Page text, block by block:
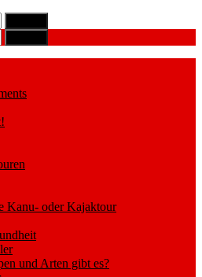
Search
Search
Kanu- oder Kajaktour
und Arten gibt es?